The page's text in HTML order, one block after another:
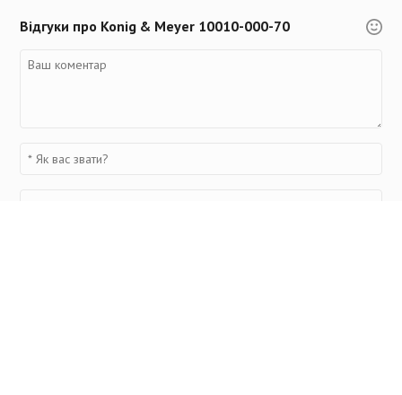
Відгуки про Konig & Meyer 10010-000-70